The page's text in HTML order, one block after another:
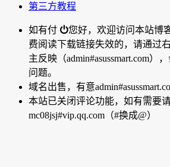
第三方教程
您好，欢迎访问本站博
如有付
费阅读下载链接失效的，请通过
主反映（admin#asussmart.com）
问题。
域名出售，有意
本站已关闭评论功能，如有需要
mc08jsj#vip.qq.com（#换成@）